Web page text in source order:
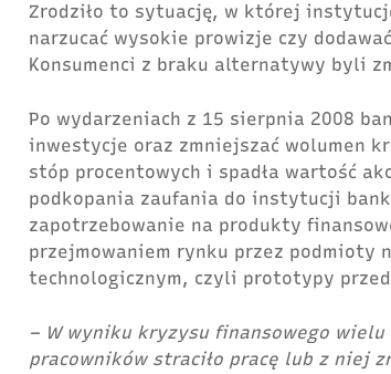
Zrodziło to sytuację, w której
narzucać wysokie prowizje czy
Konsumenci z braku alternatywy byli
Po wydarzeniach z 15 sierpnia 2008
inwestycje oraz zmniejszać wolumen
stóp procentowych i spadła wartość
podkopania zaufania do instytucji
zapotrzebowanie na produkty
przejmowaniem rynku przez podmioty
technologicznym, czyli prototypy
– W wyniku kryzysu finansowego
pracowników straciło pracę lub z niej